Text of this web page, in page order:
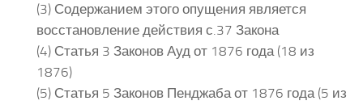
(3) Содержанием этого опущения является
восстановление действия с.37 Закона
(4) Статья 3 Законов Ауд от 1876 года (18 из
1876)
(5) Статья 5 Законов Пенджаба от 1876 года (5 из